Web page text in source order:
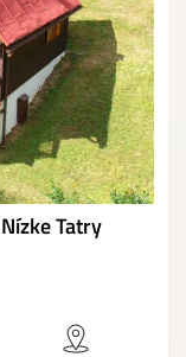
Tatry